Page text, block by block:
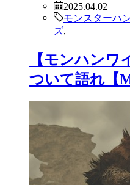
2025.04.02
モンスターハ
ズ
【モンハンワ
ついて語れ【